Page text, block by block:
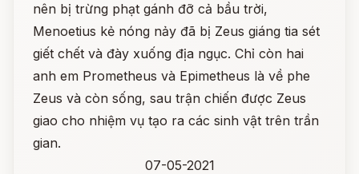
nên bị trừng phạt gánh đỡ cả bầu trời,
Menoetius kẻ nóng nảy đã bị Zeus giáng tia sét
giết chết và đày xuống địa ngục. Chỉ còn hai
anh em Prometheus và Epimetheus là về phe
Zeus và còn sống, sau trận chiến được Zeus
giao cho nhiệm vụ tạo ra các sinh vật trên trần
gian.
07-05-2021